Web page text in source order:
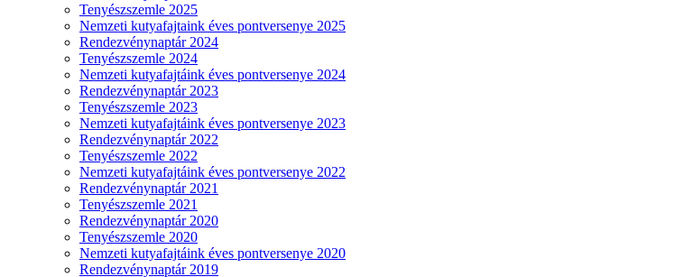
Tenyészszemle 2025
Nemzeti kutyafajtaink éves pontversenye 2025
Rendezvénynaptár 2024
Tenyészszemle 2024
Nemzeti kutyafajtáink éves pontversenye 2024
Rendezvénynaptár 2023
Tenyészszemle 2023
Nemzeti kutyafajtáink éves pontversenye 2023
Rendezvénynaptár 2022
Tenyészszemle 2022
Nemzeti kutyafajtáink éves pontversenye 2022
Rendezvénynaptár 2021
Tenyészszemle 2021
Rendezvénynaptár 2020
Tenyészszemle 2020
Nemzeti kutyafajtáink éves pontversenye 2020
Rendezvénynaptár 2019